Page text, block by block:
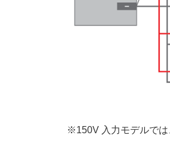
※150V 入力モデルでは